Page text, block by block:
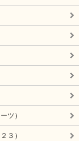
ツ）
３）